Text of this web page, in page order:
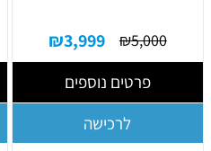
₪5,000
₪3,999
פרטים נוספים
לרכישה